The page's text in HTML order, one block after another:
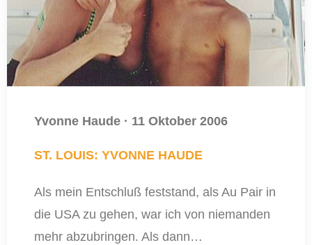
Yvonne Haude · 11 Oktober 2006
ST. LOUIS: YVONNE HAUDE
Als mein Entschluß feststand, als Au Pair in
die USA zu gehen, war ich von niemanden
mehr abzubringen. Als dann…